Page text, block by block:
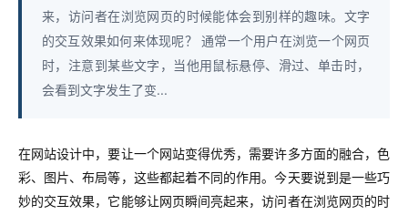
来，访问者在浏览网页的时候能体会到别样的趣味。文字
的交互效果如何来体现呢？ 通常一个用户在浏览一个网页
时，注意到某些文字，当他用鼠标悬停、滑过、单击时，
会看到文字发生了变...
在网站设计中，要让一个网站变得优秀，需要许多方面的融合，色
彩、图片、布局等，这些都起着不同的作用。今天要说到是一些巧
妙的交互效果，它能够让网页瞬间亮起来，访问者在浏览网页的时